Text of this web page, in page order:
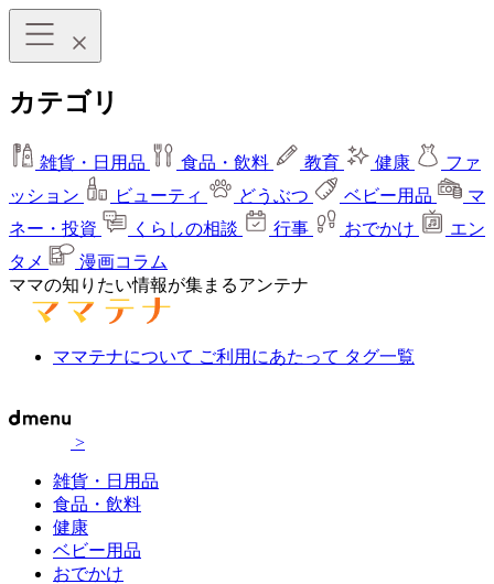
カテゴリ
雑貨・日用品 食品・飲料 教育 健康
ファ
ッション
ビューティ どうぶつ ベビー用品
マ
ネー・投資
くらしの相談 行事 おでかけ
エン
タメ
漫画コラム
ママの知りたい情報が集まるアンテナ
ママテナについて ご利用にあたって タグ一覧
>
雑貨・日用品
食品・飲料
健康
ベビー用品
おでかけ